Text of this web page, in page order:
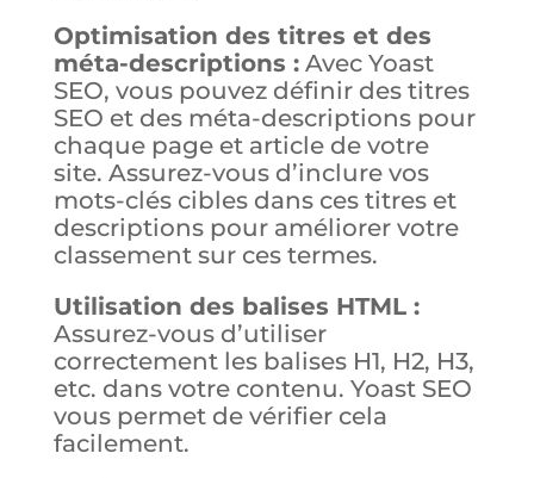
Optimisation des titres et des
méta-descriptions :Avec Yoast
SEO, vous pouvez définir des titres
SEO et des méta-descriptions pour
chaque page et article de votre
site. Assurez-vous d’inclure vos
mots-clés cibles dans ces titres et
descriptions pour améliorer votre
classement sur ces termes.
Utilisation des balises HTML :
Assurez-vous d’utiliser
correctement les balises H1, H2, H3,
etc. dans votre contenu. Yoast SEO
vous permet de vérifier cela
facilement.